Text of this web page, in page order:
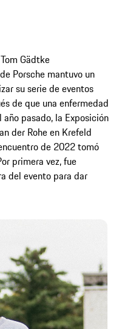
Gädtke
Porsche mantuvo un
su serie de eventos
de que una enfermedad
pasado, la Exposición
der Rohe en Krefeld
de 2022 tomó
primera vez, fue
del evento para dar